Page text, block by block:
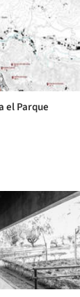
el Parque